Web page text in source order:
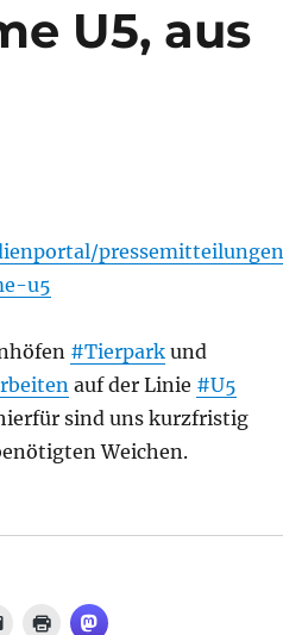
U5, aus
u5
#Tierparkund
auf der Linie #U5
sind uns kurzfristig
Weichen.